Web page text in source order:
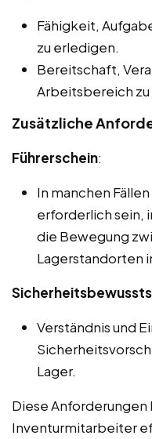
Fähigkeit,
zu erledigen.
Bereitschaft,
Arbeitsbereich
Zusätzliche
Führerschein:
In manchen
erforderlich sein,
die Bewegung
Lagerstandorten
Verständnis und
Lager.
Diese Anforderungen
Inventurmitarbeiter